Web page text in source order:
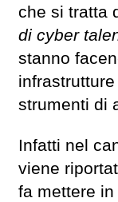
che si tratta
di cyber
stanno
strumenti di
Infatti nel
viene
fa mettere in